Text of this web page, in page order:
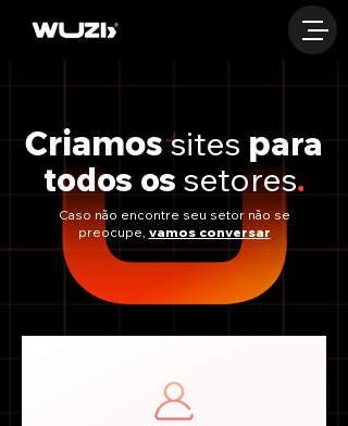
Criamossites para
todos os setores.
Caso não encontre seu setor não se
preocupe, vamos conversar